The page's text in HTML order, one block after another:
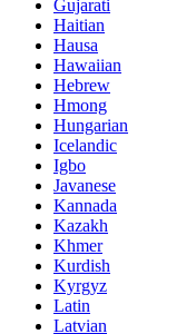
Gujarati
Haitian
Hausa
Hawaiian
Hebrew
Hmong
Hungarian
Icelandic
Igbo
Javanese
Kannada
Kazakh
Khmer
Kurdish
Kyrgyz
Latin
Latvian